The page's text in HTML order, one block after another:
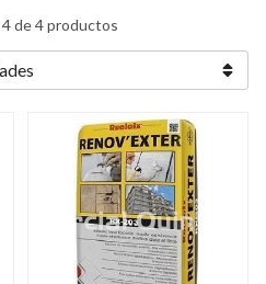
de 4 productos